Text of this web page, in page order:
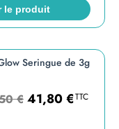
le produit
Seringue de 3g
€ 41,80€TTC